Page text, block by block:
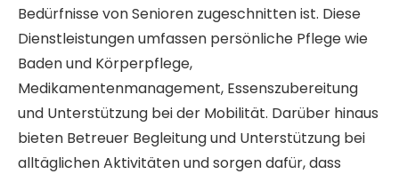
Bedürfnisse von Senioren zugeschnitten ist. Diese
Dienstleistungen umfassen persönliche Pflege wie
Baden und Körperpflege,
Medikamentenmanagement, Essenszubereitung
und Unterstützung bei der Mobilität. Darüber hinaus
bieten Betreuer Begleitung und Unterstützung bei
alltäglichen Aktivitäten und sorgen dafür, dass